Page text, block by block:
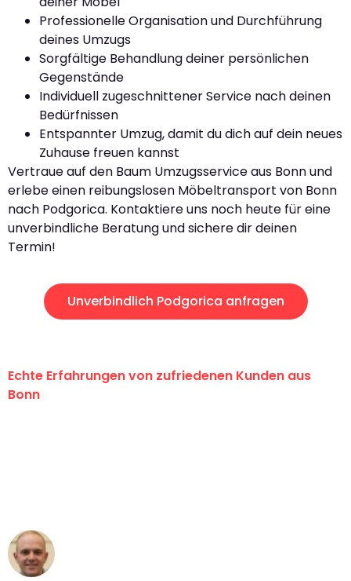
Professionelle Organisation und Durchführung
deines Umzugs
Sorgfältige Behandlung deiner persönlichen
Gegenstände
Individuell zugeschnittener Service nach deinen
Bedürfnissen
Entspannter Umzug, damit du dich auf dein neues
Zuhause freuen kannst
Vertraue auf den Baum Umzugsservice aus Bonn und
erlebe einen reibungslosen Möbeltransport von Bonn
nach Podgorica. Kontaktiere uns noch heute für eine
unverbindliche Beratung und sichere dir deinen
Termin!
Unverbindlich Podgorica anfragen
Echte Erfahrungen von zufriedenen Kunden aus
Bonn